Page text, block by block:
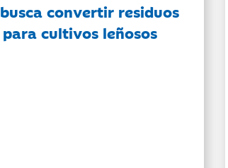
convertir residuos
cultivos leñosos